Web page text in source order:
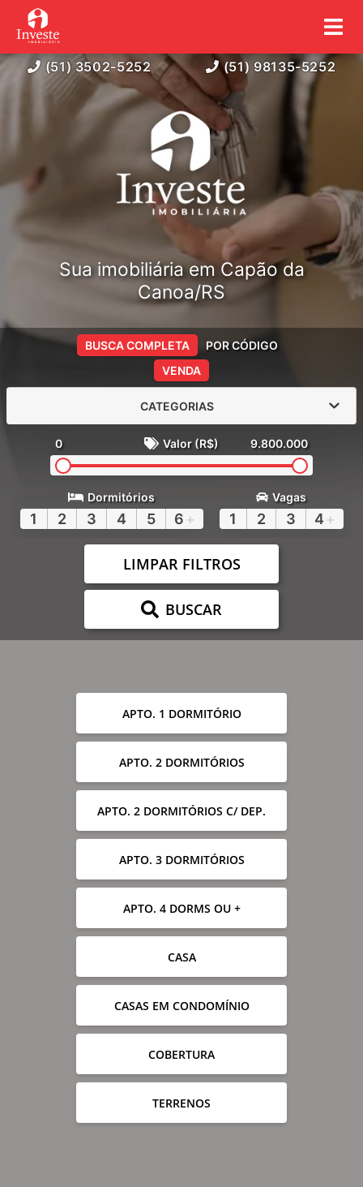
(51) 3502-5252 (51) 98135-5252
Sua imobiliária em Capão da
Canoa/RS
VENDA
BUSCA COMPLETA POR CÓDIGO
CATEGORIAS
0 Valor (R$) 9.800.000
Dormitórios
1 2 3 4 5 6 +
Vagas
1 2 3 4 +
LIMPAR FILTROS
BUSCAR
APTO. 1 DORMITÓRIO
APTO. 2 DORMITÓRIOS
APTO. 2 DORMITÓRIOS C/ DEP.
APTO. 3 DORMITÓRIOS
APTO. 4 DORMS OU +
CASA
CASAS EM CONDOMÍNIO
COBERTURA
TERRENOS